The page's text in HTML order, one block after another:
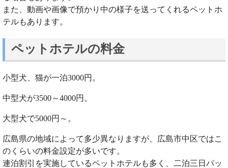
また、動画や画像で預かり中の様子を送ってくれるペットホ
テルもあります。
ペットホテルの料金
小型犬、猫が一泊3000円。
中型犬が3500～4000円。
大型犬で5000円～。
広島県の地域によって多少異なりますが、広島市中区ではこ
のくらいの料金設定が多いです。
連泊割引を実施しているペットホテルも多く、二泊三日パッ